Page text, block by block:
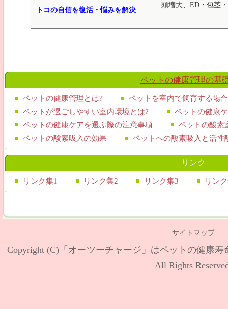
トコの自信を復活・悩みを解決
頭増大、ED・包茎
ペットの健康管理の基
ペットの健康管理とは?
ペットを室内で飼育する場
ペットが過ごしやすい室内環境とは?
ペットの健康
ペットの健康ケアを選ぶ際の注意事項
ペットの酸素
ペットの酸素吸入の効果
ペットへの酸素吸入と活性
リンク
リンク集1 リンク集2 リンク集3 リン
サイトマップ
Copyright (C) 「オーツーチャージ」はペットの健康
All Rights